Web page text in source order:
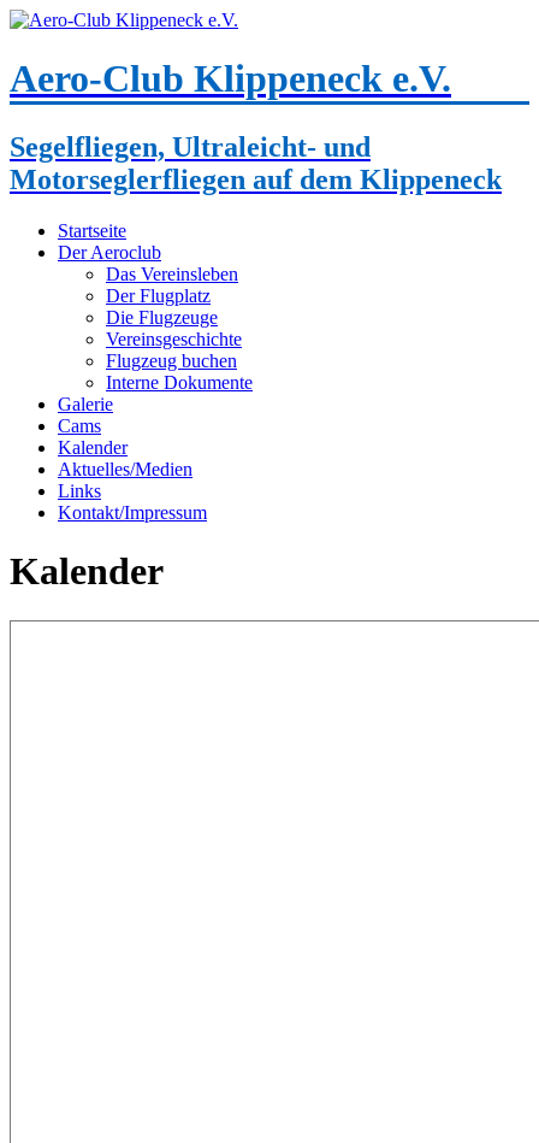
Aero-Club Klippeneck e.V.
Segelfliegen, Ultraleicht- und
Motorseglerfliegen auf dem Klippeneck
Startseite
Der Aeroclub
Das Vereinsleben
Der Flugplatz
Die Flugzeuge
Vereinsgeschichte
Flugzeug buchen
Interne Dokumente
Galerie
Cams
Kalender
Aktuelles/Medien
Links
Kontakt/Impressum
Kalender